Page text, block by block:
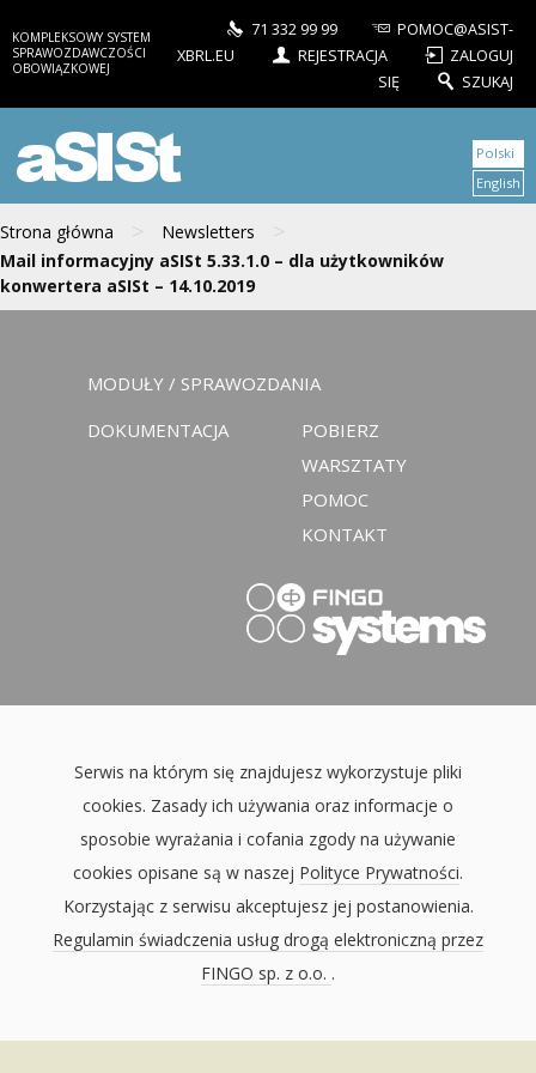
KOMPLEKSOWY SYSTEM
SPRAWOZDAWCZOŚCI
OBOWIĄZKOWEJ
71 332 99 99
POMOC@ASIST-
XBRL.EU
REJESTRACJA
ZALOGUJ
SIĘ
SZUKAJ
aSISt
Strona główna > Newsletters >
Mail informacyjny aSISt 5.33.1.0 – dla użytkowników
konwertera aSISt – 14.10.2019
Polski
English
MODUŁY / SPRAWOZDANIA
DOKUMENTACJA
POBIERZ
WARSZTATY
POMOC
KONTAKT
Serwis na którym się znajdujesz wykorzystuje pliki
cookies. Zasady ich używania oraz informacje o
sposobie wyrażania i cofania zgody na używanie
cookies opisane są w naszej Polityce Prywatności.
Korzystając z serwisu akceptujesz jej postanowienia.
Regulamin świadczenia usług drogą elektroniczną przez
FINGO sp. z o.o. .